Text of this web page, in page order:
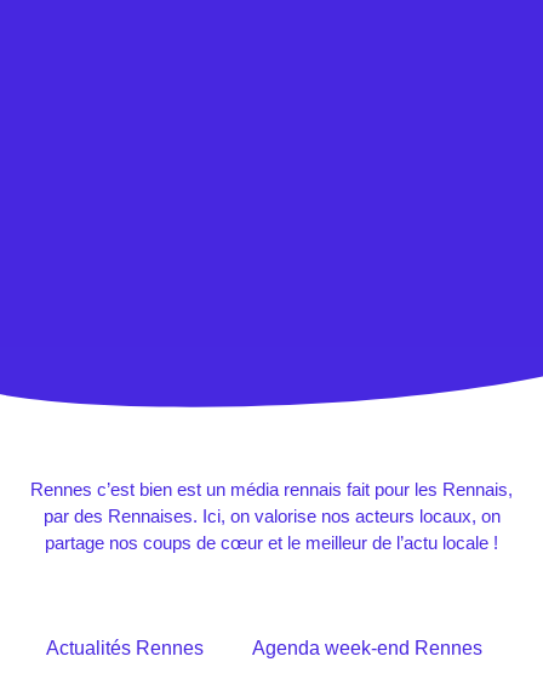
Rennes c’est bien est un média rennais fait pour les Rennais,
par des Rennaises. Ici, on valorise nos acteurs locaux, on
partage nos coups de cœur et le meilleur de l’actu locale !
Actualités Rennes Agenda week-end Rennes